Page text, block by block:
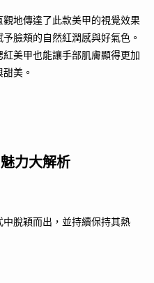
觀地傳達了此款美甲的視覺效果
臉頰的自然紅潤感與好氣色。
美甲也能讓手部肌膚顯得更加
美。
力大解析
脫穎而出，並持續保持其熱